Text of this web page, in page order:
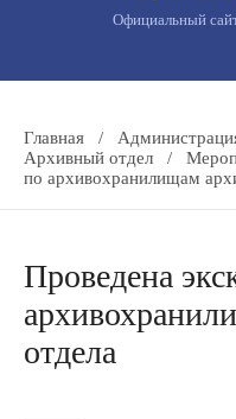
Официальный
Главная /
Архивный отдел
/
по архивохранилищам
Проведена
отдела